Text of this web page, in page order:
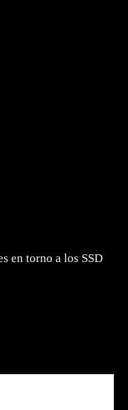
en torno a los SSD